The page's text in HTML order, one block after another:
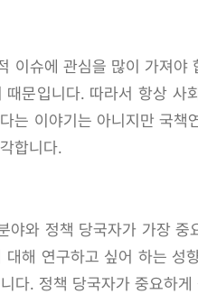
이슈에 관심을 많이 가져
문입니다. 따라서 항상
는 이야기는 아니지만 국
합니다.
야와 정책 당국자가 가장
대해 연구하고 싶어 하는
다. 정책 당국자가 중요하